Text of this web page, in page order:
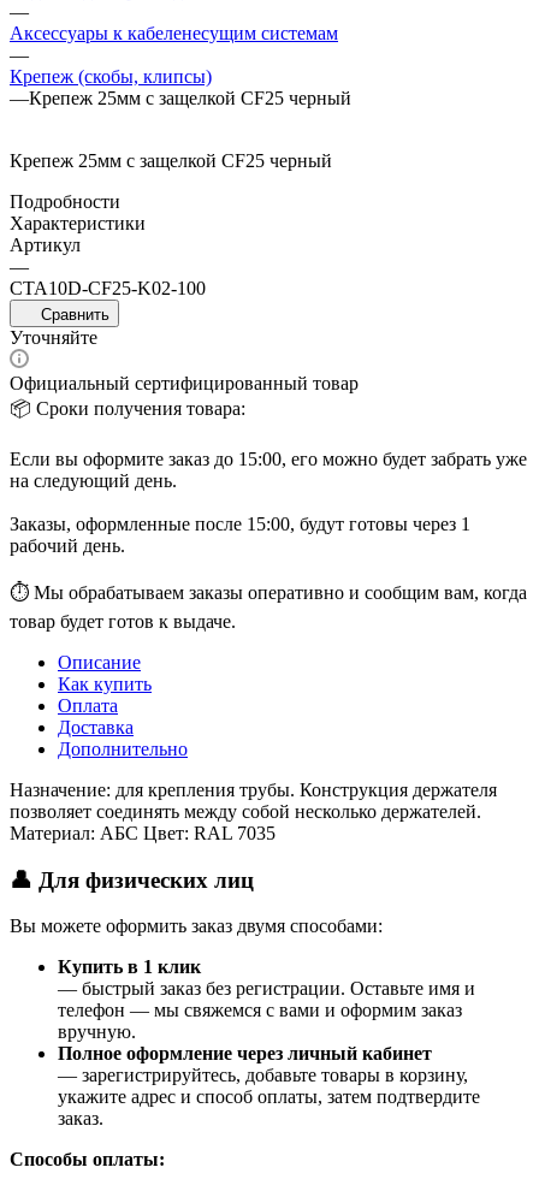
—
Аксессуары к кабеленесущим системам
—
Крепеж (скобы, клипсы)
—Крепеж 25мм с защелкой CF25 черный
Крепеж 25мм с защелкой CF25 черный
Подробности
Характеристики
Артикул
—
CTA10D-CF25-K02-100
Сравнить
Уточняйте
Официальный сертифицированный товар
📦 Сроки получения товара:
Если вы оформите заказ до 15:00, его можно будет забрать уже
на следующий день.
Заказы, оформленные после 15:00, будут готовы через 1
рабочий день.
⏱ Мы обрабатываем заказы оперативно и сообщим вам, когда
товар будет готов к выдаче.
Описание
Как купить
Оплата
Доставка
Дополнительно
Назначение: для крепления трубы. Конструкция держателя
позволяет соединять между собой несколько держателей.
Материал: АБС Цвет: RAL 7035
👤 Для физических лиц
Вы можете оформить заказ двумя способами:
Купить в 1 клик
— быстрый заказ без регистрации. Оставьте имя и
телефон — мы свяжемся с вами и оформим заказ
вручную.
Полное оформление через личный кабинет
— зарегистрируйтесь, добавьте товары в корзину,
укажите адрес и способ оплаты, затем подтвердите
заказ.
Способы оплаты: